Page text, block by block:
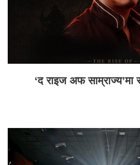
‘द राइज अफ साम्राज्य’मा